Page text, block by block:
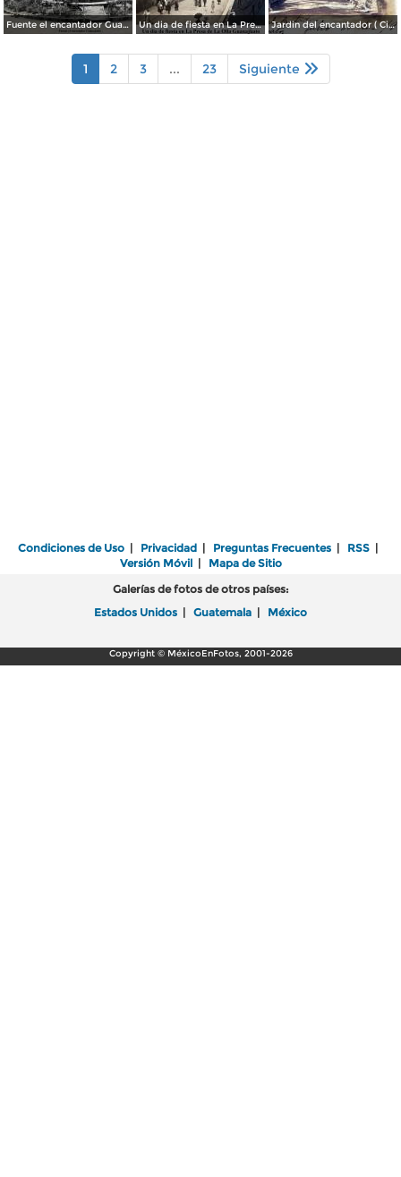
Fuente el encantador Guanajuato. Un dia de fiesta en La Presa de La Olla Guanajuato ( Circulada el 9 de Agosto de 1905 ). Jardin del encantador ( Circulada el 30 de Julio de 1905 ).
1 2 3 ... 23 Siguiente
Condiciones de Uso | Privacidad | Preguntas Frecuentes | RSS |
Versión Móvil| Mapa de Sitio
Galerías de fotos de otros países:
Estados Unidos | Guatemala | México
Copyright © MéxicoEnFotos, 2001-2026